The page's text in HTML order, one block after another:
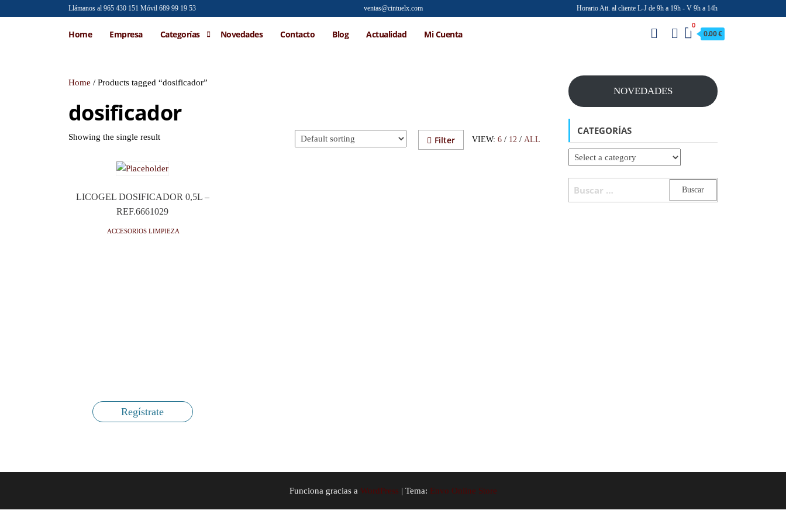
Llámanos al 965 430 151 Móvil 689 99 19 53 ventas@cintuelx.com Horario Att. al cliente L-J de 9h a 19h - V 9h a 14h
Emilio
Faraoni
por
0
0.00 €
Home Empresa Categorías Novedades Contacto Blog Actualidad Mi Cuenta
Home / Products tagged “dosificador”
dosificador
VIEW: 6 / 12 / ALL
Filter
Showing the single result
LICOGEL DOSIFICADOR 0,5L –
REF.6661029
Accesorios limpieza
Regístrate
NOVEDADES
CATEGORÍAS
Funciona gracias a WordPress | Tema: Envo Online Store